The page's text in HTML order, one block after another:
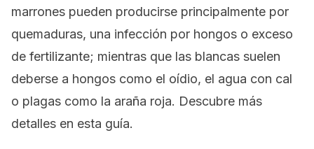
marrones pueden producirse principalmente por
quemaduras, una infección por hongos o exceso
de fertilizante; mientras que las blancas suelen
deberse a hongos como el oídio, el agua con cal
o plagas como la araña roja. Descubre más
detalles en esta guía.